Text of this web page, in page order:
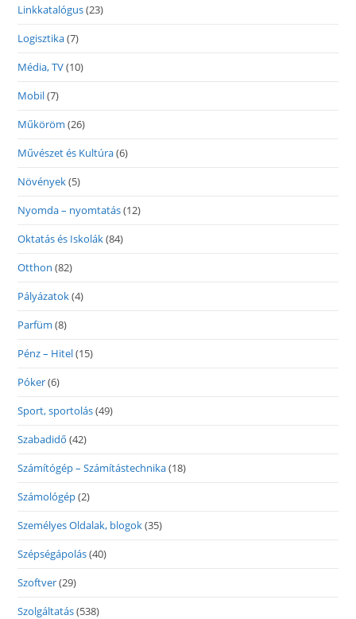
Linkkatalógus(23)
Logisztika(7)
Média, TV(10)
Mobil(7)
Műköröm (26)
Művészet és Kultúra(6)
Növények(5)
Nyomda – nyomtatás(12)
Oktatás és Iskolák(84)
Otthon (82)
Pályázatok(4)
Parfüm (8)
Pénz – Hitel(15)
Póker(6)
Sport, sportolás(49)
Szabadidő (42)
Számítógép – Számítástechnika(18)
Számológép(2)
Személyes Oldalak, blogok(35)
Szépségápolás(40)
Szoftver(29)
Szolgáltatás(538)